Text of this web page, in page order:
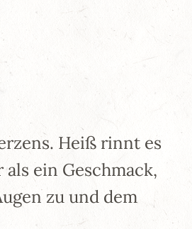
Heiß rinnt es
ein Geschmack,
zu und dem